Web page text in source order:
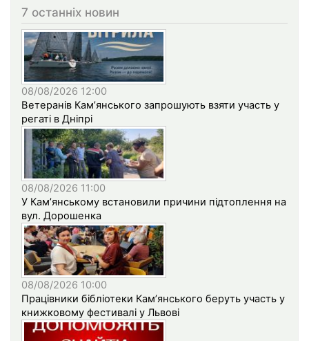
7 останніх новин
08/08/2026 12:00
Ветеранів Кам’янського запрошують взяти участь у
регаті в Дніпрі
08/08/2026 11:00
У Кам’янському встановили причини підтоплення на
вул. Дорошенка
08/08/2026 10:00
Працівники бібліотеки Кам’янського беруть участь у
книжковому фестивалі у Львові